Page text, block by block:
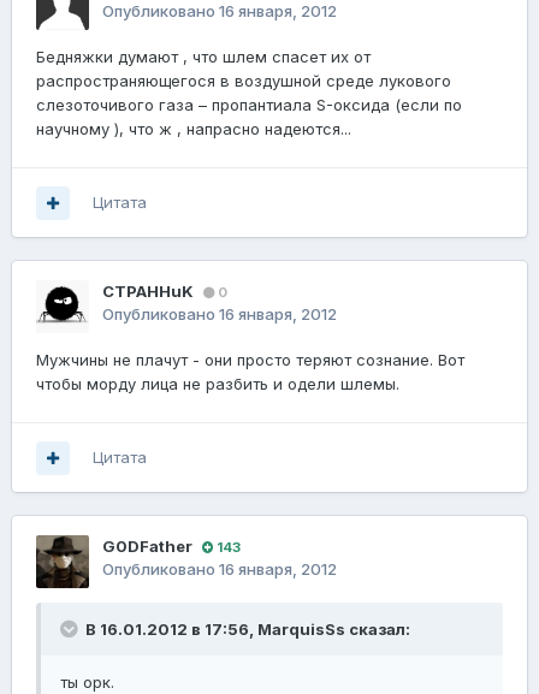
Опубликовано 16 января, 2012
Бедняжки думают , что шлем спасет их от
распространяющегося в воздушной среде лукового
слезоточивого газа – пропантиала S-оксида (если по
научному ), что ж , напрасно надеются...
Цитата
CTPAHHuK 0
Опубликовано 16 января, 2012
Мужчины не плачут - они просто теряют сознание. Вот
чтобы морду лица не разбить и одели шлемы.
Цитата
G0DFathеr 143
Опубликовано 16 января, 2012
В 16.01.2012 в 17:56, MarquisSs сказал:
ты орк.